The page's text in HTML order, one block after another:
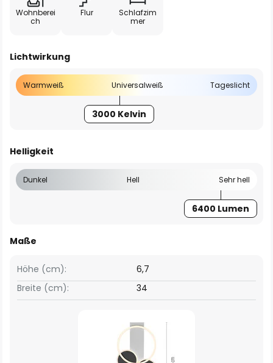
Wohnberei
ch
Flur
Schlafzim
mer
Lichtwirkung
Warmweiß Universalweiß Tageslicht
3000 Kelvin
Helligkeit
Dunkel Hell Sehr hell
6400 Lumen
Maße
Breite (cm): 34
Höhe (cm): 6,7